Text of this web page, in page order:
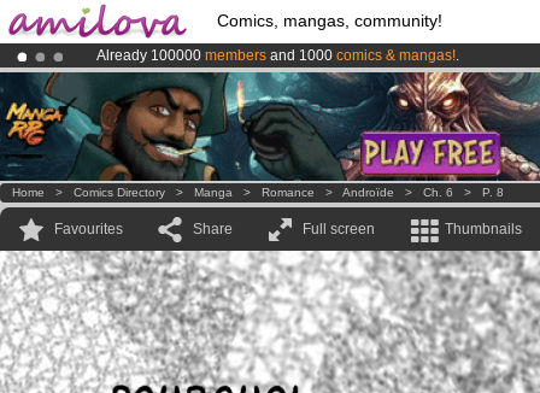
Comics, mangas, community!
Already 100000 members and 1000 comics & mangas!.
Premium membership from3.95 eurosper month !Get membership
AmilovaKickstarter is now LIVE!.
Home > Comics Directory > Manga > Romance > Androïde > Ch. 6 > P. 8
Favourites Share Full screen Thumbnails